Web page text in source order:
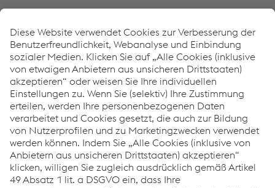
Equipment
Download Center
Böhler Welding 5 Jahre Garantieprogramm
Händlersuche
Downloads
Inverter für LichtbogenschweißenPDF | 4,95 MB